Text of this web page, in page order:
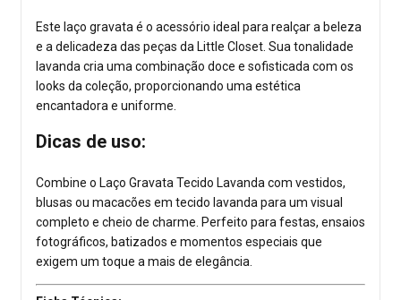
Este laço gravata é o acessório ideal para realçar a beleza
e a delicadeza das peças da Little Closet. Sua tonalidade
lavanda cria uma combinação doce e sofisticada com os
looks da coleção, proporcionando uma estética
encantadora e uniforme.
Dicas de uso:
Combine o Laço Gravata Tecido Lavanda com vestidos,
blusas ou macacões em tecido lavanda para um visual
completo e cheio de charme. Perfeito para festas, ensaios
fotográficos, batizados e momentos especiais que
exigem um toque a mais de elegância.